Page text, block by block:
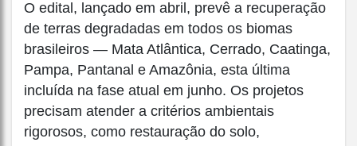
O edital, lançado em abril, prevê a recuperação
de terras degradadas em todos os biomas
brasileiros — Mata Atlântica, Cerrado, Caatinga,
Pampa, Pantanal e Amazônia, esta última
incluída na fase atual em junho. Os projetos
precisam atender a critérios ambientais
rigorosos, como restauração do solo,